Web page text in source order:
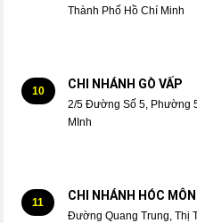
Thành Phố Hồ Chí Minh
10 CHI NHÁNH GÒ VẤP
2/5 Đường Số 5, Phường
MInh
11 CHI NHÁNH HÓC MÔN
Đường Quang Trung, Thị